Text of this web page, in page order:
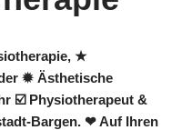
★
✹ Ästhetische
☑️ Physiotherapeut &
Bargen. ❤ Auf Ihren